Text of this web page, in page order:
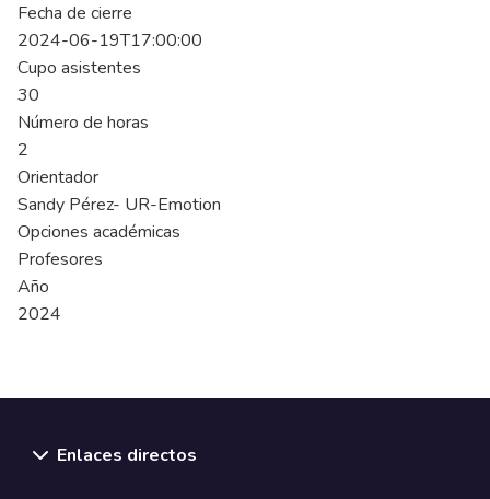
Fecha de cierre
2024-06-19T17:00:00
Cupo asistentes
30
Número de horas
2
Orientador
Sandy Pérez- UR-Emotion
Opciones académicas
Profesores
Año
2024
Enlaces directos